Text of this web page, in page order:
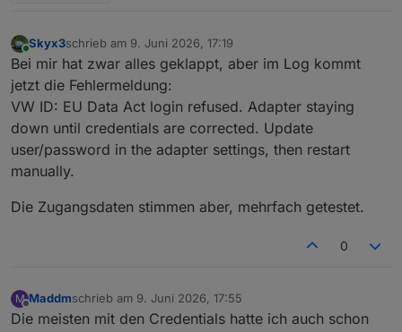
Online
Skyx3schrieb am 9. Juni 2026, 17:19
zuletzt editiert von
Bei mir hat zwar alles geklappt, aber im Log kommt
jetzt die Fehlermeldung:
VW ID: EU Data Act login refused. Adapter staying
down until credentials are corrected. Update
user/password in the adapter settings, then restart
manually.
Die Zugangsdaten stimmen aber, mehrfach getestet.
0
M
Offline
Maddmschrieb am 9. Juni 2026, 17:55
zuletzt editiert von
Die meisten mit den Credentials hatte ich auch schon